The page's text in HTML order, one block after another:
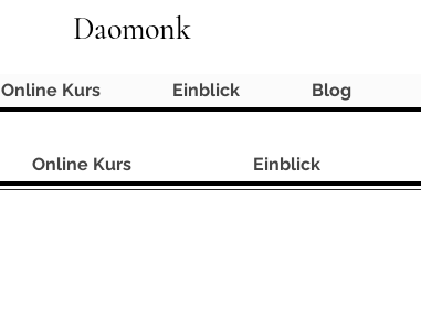
Daomonk
Online Kurs Einblick Blog
Online Kurs Einblick